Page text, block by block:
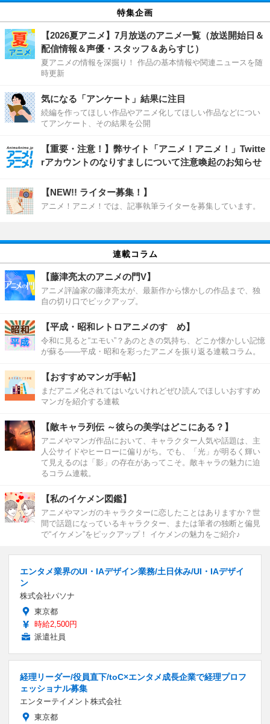
特集企画
【2026夏アニメ】7月放送のアニメ一覧（放送開始日＆
配信情報＆声優・スタッフ＆あらすじ）
夏アニメの情報を深掘り！ 作品の基本情報や関連ニュースを随
時更新
気になる「アンケート」結果に注目
続編を作ってほしい作品やアニメ化してほしい作品などについ
てアンケート、その結果を公開
【重要・注意！】弊サイト「アニメ！アニメ！」Twitte
rアカウントのなりすましについて注意喚起のお知らせ
【NEW!! ライター募集！】
アニメ！アニメ！では、記事執筆ライターを募集しています。
連載コラム
【藤津亮太のアニメの門V】
アニメ評論家の藤津亮太が、最新作から懐かしの作品まで、独
自の切り口でピックアップ。
【平成・昭和レトロアニメのすゝめ】
令和に見ると“エモい”？あのときの気持ち、どこか懐かしい記憶
が蘇る――平成・昭和を彩ったアニメを振り返る連載コラム。
【おすすめマンガ手帖】
まだアニメ化されてはいないけれどぜひ読んでほしいおすすめ
マンガを紹介する連載
【敵キャラ列伝 ～彼らの美学はどこにある？】
アニメやマンガ作品において、キャラクター人気や話題は、主
人公サイドやヒーローに偏りがち。でも、「光」が明るく輝い
て見えるのは「影」の存在があってこそ。敵キャラの魅力に迫
るコラム連載。
【私のイケメン図鑑】
アニメやマンガのキャラクターに恋したことはありますか？世
間で話題になっているキャラクター、または筆者の独断と偏見
で“イケメン”をピックアップ！ イケメンの魅力をご紹介♪
エンタメ業界のUI・IAデザイン業務/土日休み/UI・IAデザイ
ン
株式会社パソナ
東京都
時給2,500円
派遣社員
経理リーダー/役員直下/toC×エンタメ成長企業で経理プロフ
ェッショナル募集
エンターテイメント株式会社
東京都